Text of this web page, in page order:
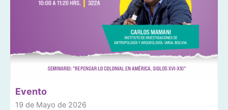
Evento
19 de Mayo de 2026